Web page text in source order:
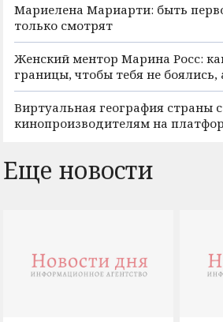
Мариелена Мариарти: быть
только смотрят
Женский ментор Марина Росс:
границы, чтобы тебя не боялись,
Виртуальная география страны
кинопроизводителям на
Еще новости